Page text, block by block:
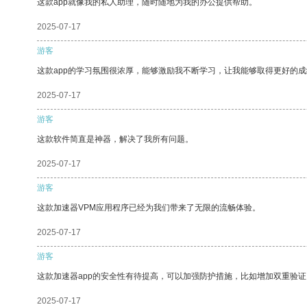
这款app就像我的私人助理，随时随地为我的办公提供帮助。
2025-07-17
游客
这款app的学习氛围很浓厚，能够激励我不断学习，让我能够取得更好的
2025-07-17
游客
这款软件简直是神器，解决了我所有问题。
2025-07-17
游客
这款加速器VPM应用程序已经为我们带来了无限的流畅体验。
2025-07-17
游客
这款加速器app的安全性有待提高，可以加强防护措施，比如增加双重验
2025-07-17